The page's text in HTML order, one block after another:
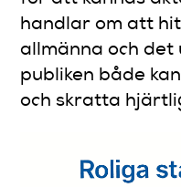
handlar om att
allmänna och det
publiken både
och skratta